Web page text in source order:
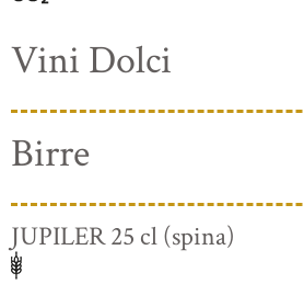
Vini Dolci
Birre
JUPILER 25 cl (spina)